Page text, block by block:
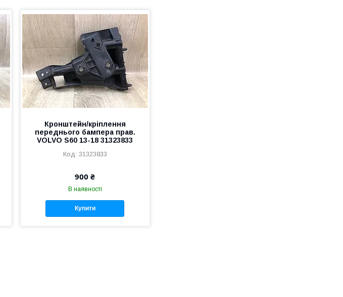
Кронштейн/кріплення
переднього бампера прав.
VOLVO S60 13-18 31323833
31323833
900 ₴
В наявності
Купити